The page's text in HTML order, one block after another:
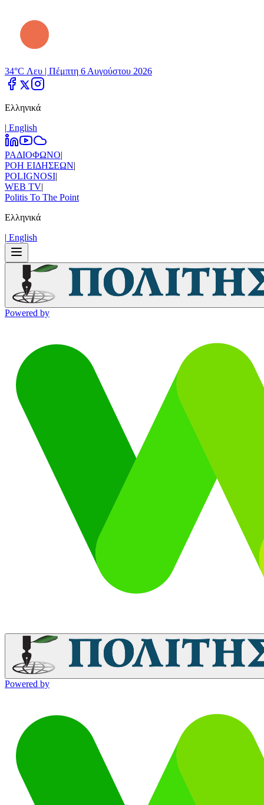
34°C Λευ | Πέμπτη 6 Αυγούστου 2026
Ελληνικά
| Εnglish
ΡΑΔΙΟΦΩΝΟ|
ΡΟΗ ΕΙΔΗΣΕΩΝ|
POLIGNOSI|
WEB TV|
Politis To The Point
Ελληνικά
| Εnglish
Powered by
Powered by